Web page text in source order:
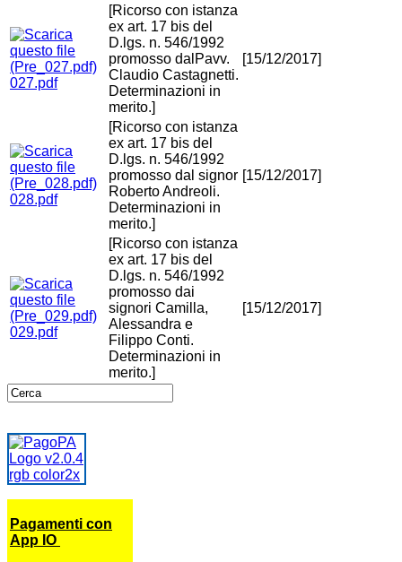
027.pdf
[Ricorso con istanza
ex art. 17 bis del
D.lgs. n. 546/1992
promosso dalPavv.
Claudio Castagnetti.
Determinazioni in
merito.]
[15/12/2017]
028.pdf
[Ricorso con istanza
ex art. 17 bis del
D.lgs. n. 546/1992
promosso dal signor
Roberto Andreoli.
Determinazioni in
merito.]
[15/12/2017]
029.pdf
[Ricorso con istanza
ex art. 17 bis del
D.lgs. n. 546/1992
promosso dai
signori Camilla,
Alessandra e
Filippo Conti.
Determinazioni in
merito.]
[15/12/2017]
Pagamenti con
App IO